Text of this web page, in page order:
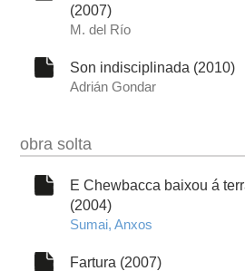
(2007)
M. del Río
Son indisciplinada (2010)
Adrián Gondar
obra solta
E Chewbacca baixou á
(2004)
Sumai, Anxos
Fartura (2007)